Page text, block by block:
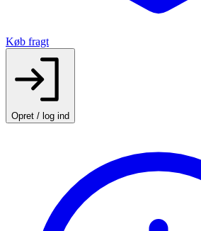
Køb fragt
Opret / log ind